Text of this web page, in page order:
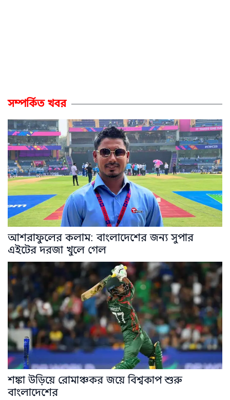
সম্পর্কিত খবর
আশরাফুলের কলাম: বাংলাদেশের জন্য সুপার
এইটের দরজা খুলে গেল
শঙ্কা উড়িয়ে রোমাঞ্চকর জয়ে বিশ্বকাপ শুরু
বাংলাদেশের